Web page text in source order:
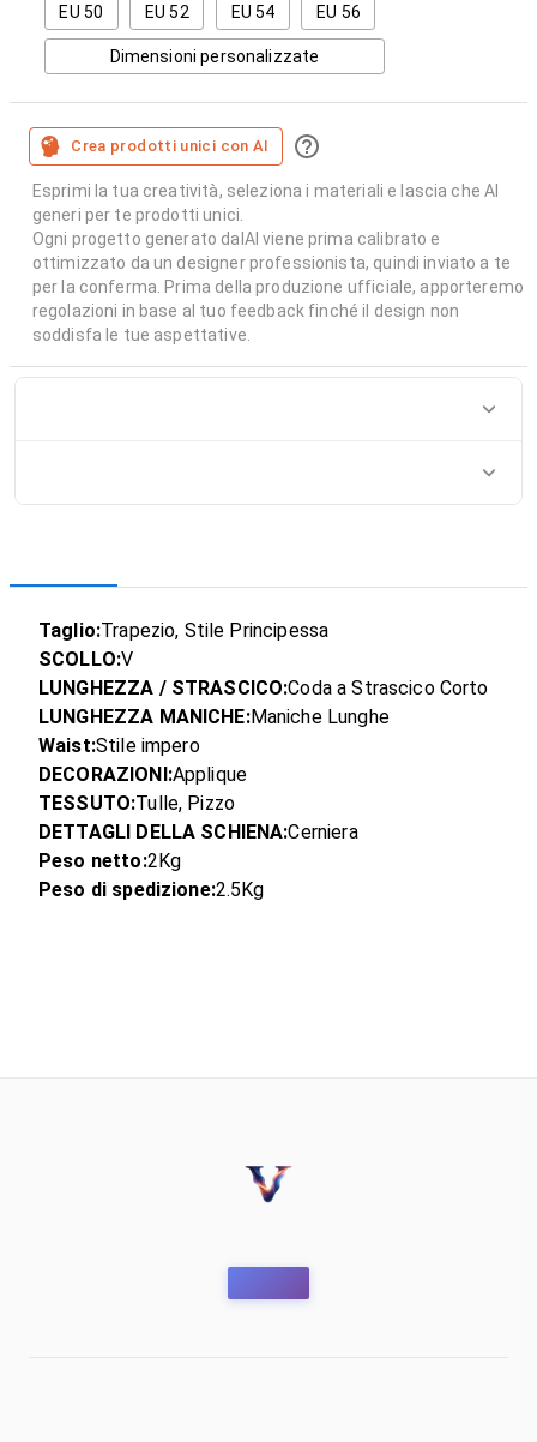
EU 50 EU 52 EU 54 EU 56
Dimensioni personalizzate
Crea prodotti unici con AI
Esprimi la tua creatività, seleziona i materiali e lascia che AI
generi per te prodotti unici.
Ogni progetto generato dalAI viene prima calibrato e
ottimizzato da un designer professionista, quindi inviato a te
per la conferma. Prima della produzione ufficiale, apporteremo
regolazioni in base al tuo feedback finché il design non
soddisfa le tue aspettative.
Taglio:Trapezio, Stile Principessa
SCOLLO:V
LUNGHEZZA / STRASCICO:Coda a Strascico Corto
LUNGHEZZA MANICHE:Maniche Lunghe
Waist:Stile impero
DECORAZIONI:Applique
TESSUTO:Tulle, Pizzo
DETTAGLI DELLA SCHIENA:Cerniera
Peso netto:2Kg
Peso di spedizione:2.5Kg